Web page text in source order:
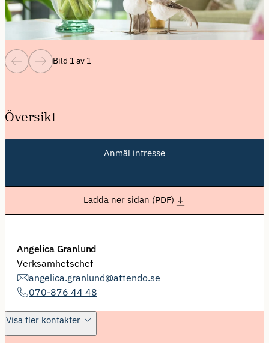
Bild 1 av 1
Översikt
Anmäl intresse
Ladda ner sidan (PDF)
Angelica Granlund
Verksamhetschef
angelica.granlund@attendo.se
070-876 44 48
Visa fler kontakter